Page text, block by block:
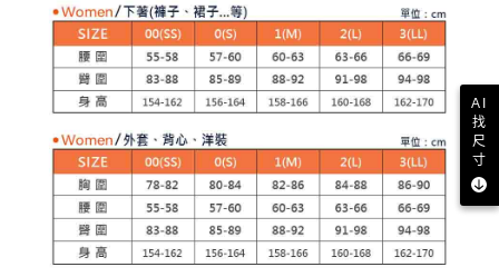
3.完整用戶服務條款，請詳閱以下連結：
https://oppay.tw/userRule
【注意事項】
１．透過由恩沛科技股份有限公司提供之「AFTEE先享後付」服務完成之交
易，需依本服務之必要範圍內提供個人資料，並將交易相關給付款項請求債
權轉讓予恩沛科技股份有限公司。
https://aftee.tw/terms/#terms3
３．未成年的使用者請事先徵得法定代理人或監護人之同意方可使用
「AFTEE先享後付」，若未經同意申辦者引起之損失，本公司不負相關責
４．使用「AFTEE先享後付」時，將依據個別帳號之用戶狀況，依本公司即
時審查核予不同之上限額度；若仍有額度不足之情形，本公司將視審查結果
請求用戶進行身份認證。
7-11取貨付款
付款後7-11取貨
免運費
離島宅配
AI
找
尺
寸